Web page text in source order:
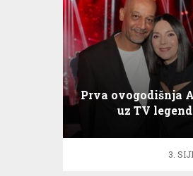
Prva ovogodišnja
uz TV
3.